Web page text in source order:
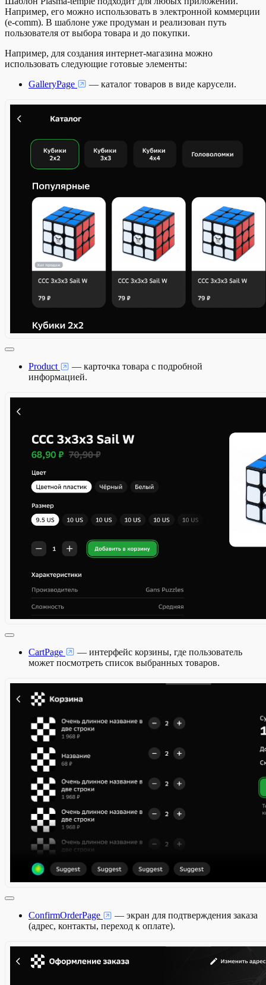
Например, его можно использовать в электронной коммерции
(e-comm). В шаблоне уже продуман и реализован путь
пользователя от выбора товара и до покупки.
Например, для создания интернет-магазина можно
использовать следующие готовые элементы:
GalleryPage
— каталог товаров в виде карусели.
Product
— карточка товара с подробной
информацией.
CartPage
— интерфейс корзины, где пользователь
может посмотреть список выбранных товаров.
ConfirmOrderPage
— экран для подтверждения заказа
(адрес, контакты, переход к оплате).